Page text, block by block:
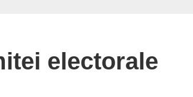
electorale